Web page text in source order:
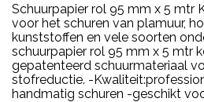
Schuurpapier rol 95 mm x 5 mtr
voor het schuren van plamuur,
kunststoffen en vele soorten
schuurpapier rol 95 mm x 5 mtr
gepatenteerd schuurmateriaal
stofreductie. -
handmatig schuren -geschikt